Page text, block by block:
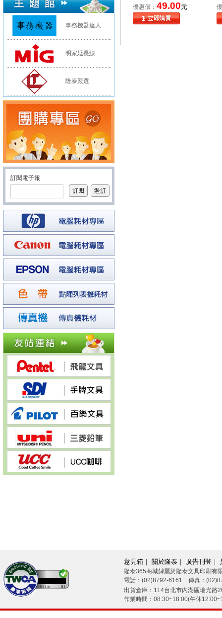
事務機器達人
明家延長線
隆泰嚴選
優惠價： 49.00元
意見箱 ｜ 關於隆泰 ｜ 廣告刊登 ｜
隆泰365商城隸屬於隆泰文具印刷有
電話：(02)8792-6161 傳真：
出貨倉庫：114台北市內湖區瑞光路
作業時間：08:30~18:00(午休